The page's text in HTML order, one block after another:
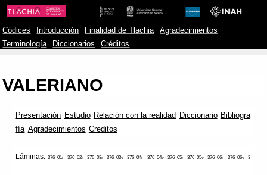
Códices Introducción Finalidad de Tlachia
Agradecimientos
Terminología
Diccionarios Créditos
VALERIANO
Presentación Estudio Relación con la realidad Diccionario Bibliogra
fía Agradecimientos Creditos
Láminas: 376_01r 376_02r 376_03r 376_03v 376_04r 376_04v 376_05r 376_05v 376_06r 376_06v 3